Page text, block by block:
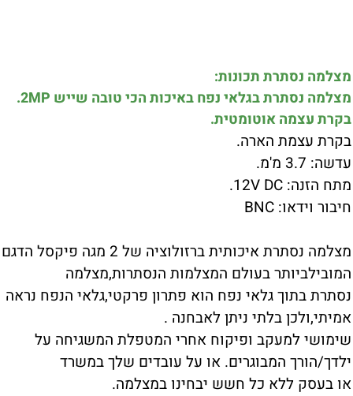
מצלמה נסתרת תכונות:
מצלמה נסתרת בגלאי נפח באיכות הכי טובה שייש 2MP.
בקרת עצמה אוטומטית.
בקרת עצמת הארה.
עדשה: 3.7 מ'מ.
מתח הזנה: 12V DC.
חיבור וידאו: BNC
מצלמה נסתרת איכותית ברזולוציה של 2 מגה פיקסל הדגם
המובילביותר בעולם המצלמות הנסתרות,מצלמה
נסתרת בתוך גלאי נפח הוא פתרון פרקטי,גלאי הנפח נראה
אמיתי,ולכן בלתי ניתן לאבחנה .
שימושי למעקב ופיקוח אחרי המטפלת המשגיחה על
ילדך/הורך המבוגרים. או על עובדים שלך במשרד
או בעסק ללא כל חשש יבחינו במצלמה.